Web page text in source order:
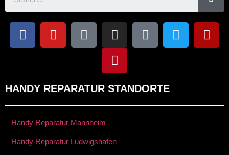
HANDY REPARATUR STANDORTE
– Handy Reparatur Mannheim
– Handy Reparatur Ludwigshafen